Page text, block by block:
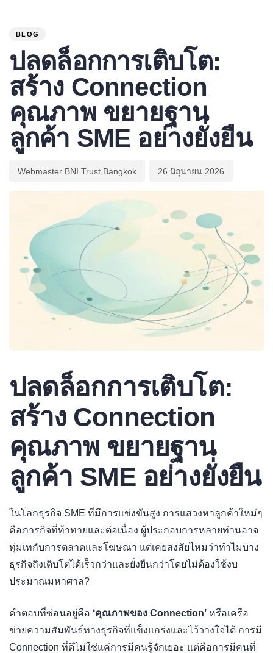
BLOG
ปลดล็อกการเติบโต:
สร้าง Connection
คุณภาพ ขยายฐาน
ลูกค้า SME อย่างยั่งยืน
Webmaster BNI Trust Bangkok 26 มิถุนายน 2026
ปลดล็อกการเติบโต:
สร้าง Connection
คุณภาพ ขยายฐาน
ลูกค้า SME อย่างยั่งยืน
ในโลกธุรกิจ SME ที่มีการแข่งขันสูง การแสวงหาลูกค้าใหม่ๆ
คือภารกิจที่ท้าทายและต่อเนื่อง ผู้ประกอบการหลายท่านอาจ
ทุ่มเทกับการตลาดและโฆษณา แต่เคยสงสัยไหมว่าทำไมบาง
ธุรกิจถึงเติบโตได้เร็วกว่าและยั่งยืนกว่าโดยไม่ต้องใช้งบ
ประมาณมหาศาล?
คำตอบที่ซ่อนอยู่คือ ‘คุณภาพของ Connection’ หรือเครือ
ข่ายความสัมพันธ์ทางธุรกิจที่แข็งแกร่งและไว้วางใจได้ การมี
Connection ที่ดีไม่ใช่แค่การมีคนรู้จักเยอะ แต่คือการมีคนที่